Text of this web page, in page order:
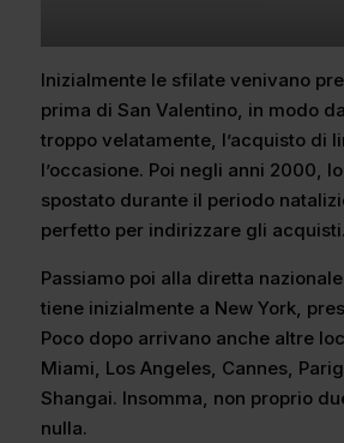
Inizialmente le sfilate venivano
prima di San Valentino, in modo
troppo velatamente, l’acquisto di
l’occasione. Poi negli anni 2000,
spostato durante il periodo
perfetto per indirizzare gli acquisti.
Passiamo poi alla diretta nazionale
tiene inizialmente a New York,
Poco dopo arrivano anche altre
Miami, Los Angeles, Cannes,
Shangai. Insomma, non proprio
nulla.